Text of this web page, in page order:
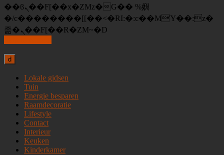
��ϐܢ��F[��x�ZMz�G�� %嬩
�/c��������[[��<�RI:�:c��MΎ��:z�
졾�ܢ��F[��R�ZM~�D
d
Lokale gidsen
Tuin
Energie besparen
Raamdecoratie
Lifestyle
Contact
Interieur
Keuken
Kinderkamer